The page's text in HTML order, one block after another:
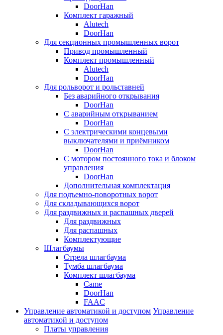
DoorHan
Комплект гаражный
Alutech
DoorHan
Для секционных промышленных ворот
Привод промышленный
Комплект промышленный
Alutech
DoorHan
Для рольворот и рольставней
Без аварийного открывания
DoorHan
С аварийным открыванием
DoorHan
С электрическими концевыми
выключателями и приёмником
DoorHan
С мотором постоянного тока и блоком
управления
DoorHan
Дополнительная комплектация
Для подъемно-поворотных ворот
Для складывающихся ворот
Для раздвижных и распашных дверей
Для раздвижных
Для распашных
Комплектующие
Шлагбаумы
Стрела шлагбаума
Тумба шлагбаума
Комплект шлагбаума
Came
DoorHan
FAAC
Управление автоматикой и доступом Управление
автоматикой и доступом
Платы управления